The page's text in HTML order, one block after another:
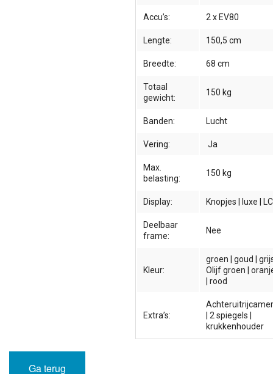
Accu’s: 2 x EV80
Lengte: 150,5 cm
Breedte: 68 cm
Totaal
gewicht:
150 kg
Banden: Lucht
Vering: Ja
Max.
belasting:
150 kg
Display: Knopjes | luxe |
Deelbaar
frame:
Nee
Kleur:
groen | goud |
Olijf groen |
| rood
Extra’s:
| 2 spiegels |
krukkenhouder
Ga terug